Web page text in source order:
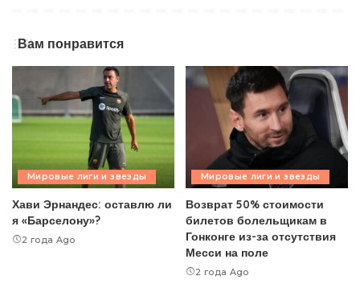
Вам понравится
Мировые лиги и звезды
Хави Эрнандес: оставлю ли
я «Барселону»?
2 года Ago
Мировые лиги и звезды
Возврат 50% стоимости
билетов болельщикам в
Гонконге из-за отсутствия
Месси на поле
2 года Ago